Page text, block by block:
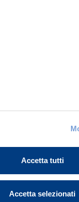
Accetta tutti
Accetta selezionati